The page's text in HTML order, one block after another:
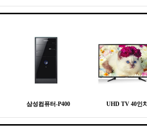
삼성컴퓨터-P400 UHD TV 40인치